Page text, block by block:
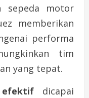
sepeda motor
memberikan
performa
tim
yang tepat.
dicapai